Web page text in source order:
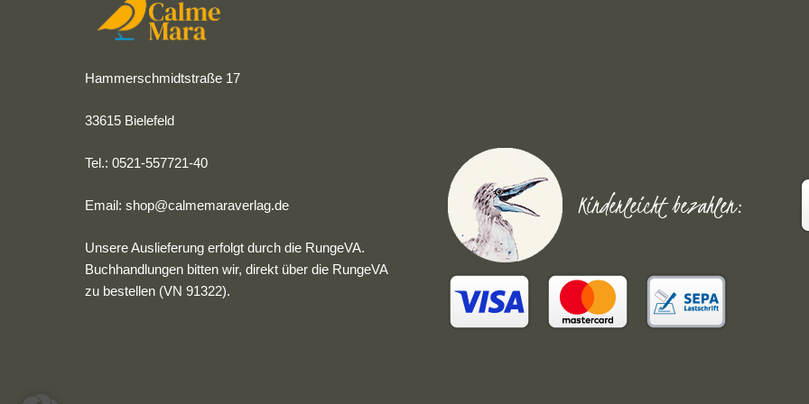
Hammerschmidtstraße 17
33615 Bielefeld
Tel.: 0521-557721-40
Email:shop@calmemaraverlag.de
Unsere Auslieferung erfolgt durch die RungeVA.
Buchhandlungen bitten wir, direkt über die RungeVA
zu bestellen (VN 91322).
Kinderleicht bezahlen: